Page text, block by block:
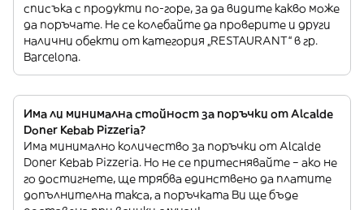
списъка с продукти по-горе, за да видите какво може
да поръчате. Не се колебайте да проверите и други
налични обекти от категория „RESTAURANT“ в гр.
Barcelona.
Има ли минимална стойност за поръчки от Alcalde
Doner Kebab Pizzeria?
Има минимално количество за поръчки от Alcalde
Doner Kebab Pizzeria. Но не се притеснявайте – ако не
го достигнете, ще трябва единствено да платите
допълнителна такса, а поръчката Ви ще бъде